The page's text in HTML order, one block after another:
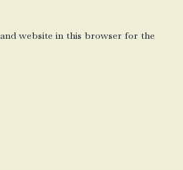
website in this browser for the